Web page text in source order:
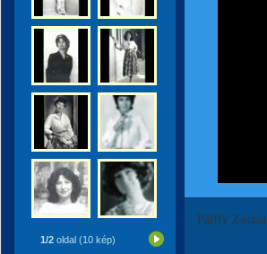
1/2 oldal (10 kép)
Pálffy Zsuzsa